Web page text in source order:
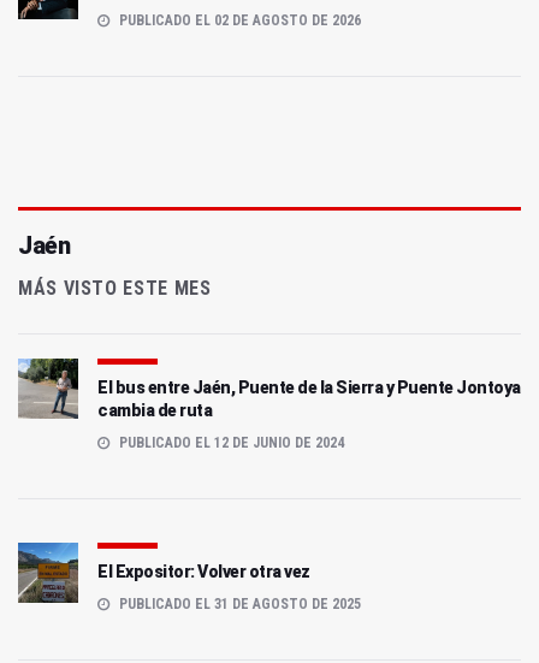
PUBLICADO EL 02 DE AGOSTO DE 2026
Jaén
MÁS VISTO ESTE MES
El bus entre Jaén, Puente de la Sierra y Puente Jontoya
cambia de ruta
PUBLICADO EL 12 DE JUNIO DE 2024
El Expositor: Volver otra vez
PUBLICADO EL 31 DE AGOSTO DE 2025